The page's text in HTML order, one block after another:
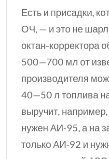
Есть и присадки,
ОЧ, — и это не
октан-корректора
500—700 мл от
производителя
40—50 л топлива
выручит,
нуженАИ-95, а на
толькоАИ-92 и